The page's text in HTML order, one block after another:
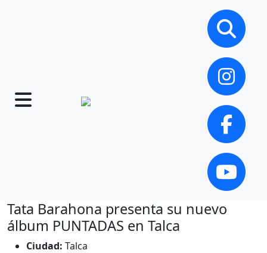
Tata Barahona presenta su nuevo
álbum PUNTADAS en Talca
Ciudad: Talca